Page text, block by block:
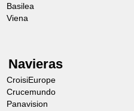
Basilea
Viena
Navieras
CroisiEurope
Crucemundo
Panavision